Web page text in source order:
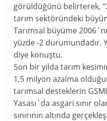
görüldüğünü belirterek,
tarım sektöründeki
Tarımsal büyüme
yüzde -2 durumundadır.
diye konuştu.
Son bir yılda tarım
1,5 milyon azalma
tarımsal desteklerin
Yasası`da asgari sınır
sınırının altında